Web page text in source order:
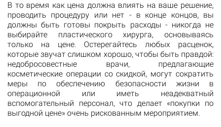
В то время как цена должна влиять на ваше решение,
проводить процедуру или нет - в конце концов, вы
должны быть готовы покрыть расходы - никогда не
выбирайте пластического хирурга, основываясь
только на цене. Остерегайтесь любых расценок,
которые звучат слишком хорошо, чтобы быть правдой:
недобросовестные врачи, предлагающие
косметические операции со скидкой, могут сократить
меры по обеспечению безопасности жизни в
операционной или иметь неадекватный
вспомогательный персонал, что делает «покупки по
выгодной цене» очень рискованным мероприятием.